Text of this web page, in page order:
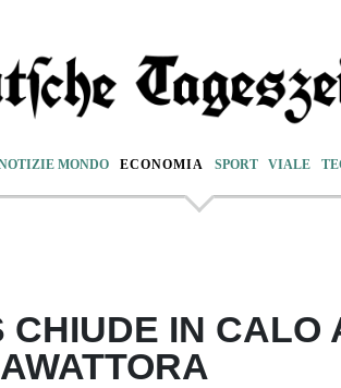
MONDO ECONOMIA SPORT VIALE
CHIUDE IN CALO